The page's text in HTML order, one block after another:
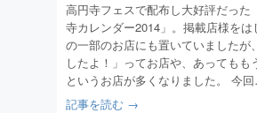
高円寺フェスで配布し大好評だった
寺カレンダー2014」。掲載店様をは
の一部のお店にも置いていましたが
したよ！」ってお店や、あってもも
というお店が多くなりました。 今
記事を読む →